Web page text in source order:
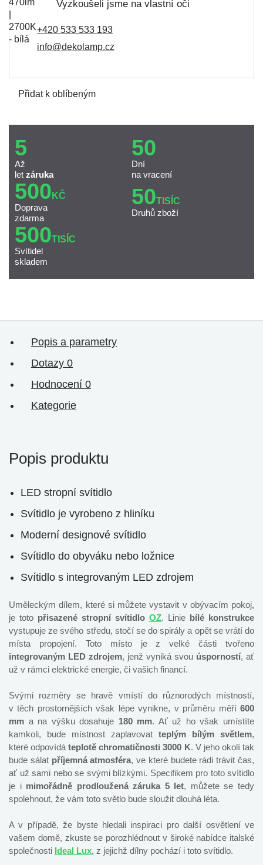
Vyzkoušeli jsme na vlastní oči
+420 533 533 193
info@dekolamp.cz
Přidat k oblíbeným
5
Až
let záruka
50
Dní
na vracení
500 KČ
Doprava
zdarma
50TISÍC
Druhů zboží
500TISÍC
Svítidel
skladem
Popis a parametry
Dotazy 0
Hodnocení 0
Kategorie
Popis produktu
LED stropní svítidlo
Svítidlo je vyrobeno z hliníku
Moderní designové svítidlo
Svítidlo do obyváku nebo ložnice
Svítidlo s integrovaným LED zdrojem
Uměleckým dílem, které si můžete vystavit v obývacím pokoj,
je toto přisazené stropní svítidlo OZ. Linie bílé konstrukce
vystupuje ze svého středu, stočí se do spirály a opět se vrátí do
místa propojení. Toto místo je z velké části tvořeno
integrovaným LED zdrojem, jenž vyniká svou úsporností, ať
už v rámci elektrické energie, či vašich financí.
Svými rozměry se hravě vmístí do různorodých místností,
v těch prostornějších však lépe vynikne, v průměru měří 600
mm a na výšku dosahuje 180 mm. Ať už ho však umístíte
kamkoli, bude místnost zaplavovat teplým bílým světlem,
které odpovídáteplotě chromatičnosti 3000 K. V jeho okolí tak
bude sálat příjemná atmosféra, ve které budete rádi trávit čas,
ať už sami nebo se svými blízkými. Specifikem pro toto svítidlo
je i mimořádně prodloužená záruka 5 let, můžete se tedy
spolehnout, že vám toto světlo bude sloužit dlouhá léta.
A v případě, že byste hledali inspiraci pro další osvětlení ve
vašem domě, zkuste se porozhlédnout v široké nabídce italské
společnosti Ideal Lux, z jejichž dílny pochází i toto svítidlo.